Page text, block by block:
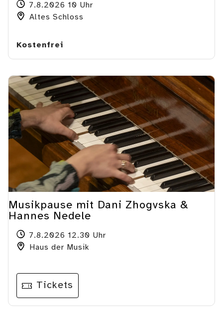
7.8.2026 10 Uhr
Altes Schloss
Kostenfrei
Musikpause mit Dani Zhogvska &
Hannes Nedele
7.8.2026 12.30 Uhr
Haus der Musik
Tickets